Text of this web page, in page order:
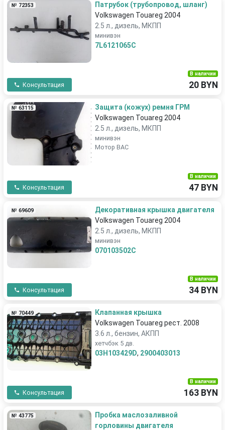
№ 72353
Патрубок (трубопровод, шланг)
Volkswagen Touareg 2004
2.5 л., дизель, МКПП
минивэн
7L6121065C
Консультация
В наличии
20 BYN
№ 63115
Защита (кожух) ремня ГРМ
Volkswagen Touareg 2004
2.5 л., дизель, МКПП
минивэн
Мотор ВАС
Консультация
В наличии
47 BYN
№ 69609
Декоративная крышка двигателя
Volkswagen Touareg 2004
2.5 л., дизель, МКПП
минивэн
070103502C
Консультация
В наличии
34 BYN
№ 70449
Клапанная крышка
Volkswagen Touareg рест. 2008
3.6 л., бензин, АКПП
хетчбэк 5 дв.
03H103429D, 2900403013
Консультация
В наличии
163 BYN
№ 43775
Пробка маслозаливной
горловины двигателя